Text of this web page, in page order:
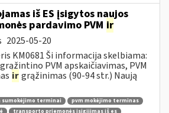
iš ES įsigytos naujos
pardavimo PVM ir
2025-05-20
KM0681 Ši informacija skelbiama:
PVM apskaičiavimas, PVM
irgrąžinimas (90-94 str.) Naują
sumokėjimo terminai
pvm mokėjimo terminas
transporto priemonės įsigijimas iš es